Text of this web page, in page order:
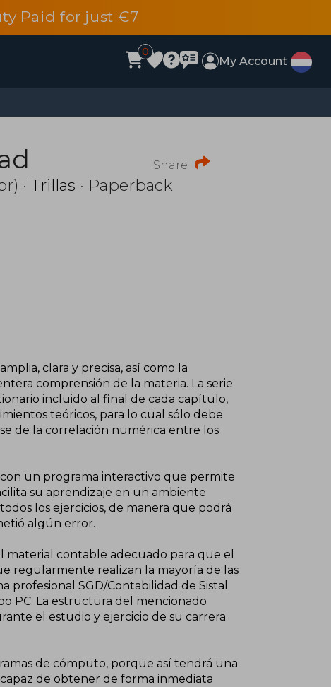
Paid for just €7
0
My Account
Share
· Trillas · Paperback
clara y precisa, así como la
comprensión de la materia. La serie
incluido al final de cada capítulo,
teóricos, para lo cual sólo debe
de la correlación numérica entre los
un programa interactivo que permite
su aprendizaje en un ambiente
los ejercicios, de manera que podrá
algún error.
contable adecuado para que el
regularmente realizan la mayoría de las
profesional SGD/Contabilidad de Sistal
PC. La estructura del mencionado
el estudio y ejercicio de su carrera
de cómputo, porque así tendrá una
de obtener de forma inmediata